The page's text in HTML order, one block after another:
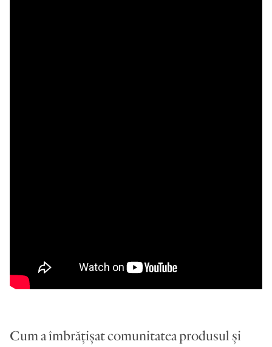
Cum a îmbrățișat comunitatea produsul și